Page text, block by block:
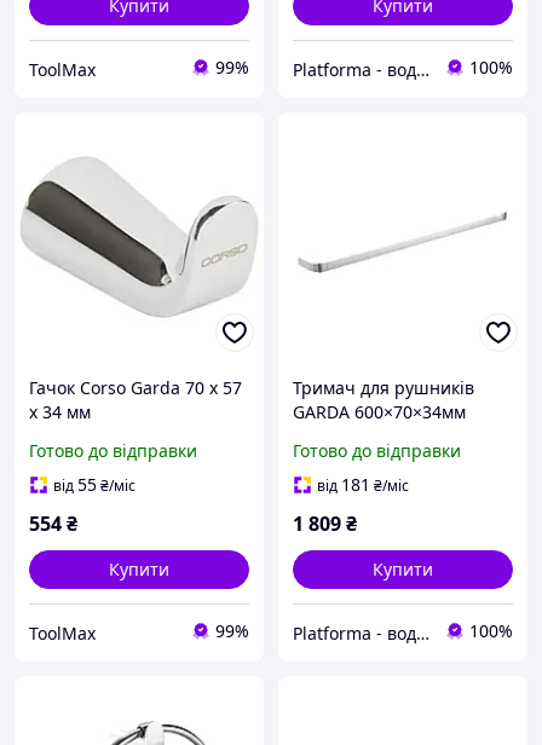
Купити
ToolMax 99%
Купити
Platforma - водопостачання, опалення та каналізація - обладнання та комплектуючі 100%
Гачок Corso Garda 70 х 57
х 34 мм
Готово до відправки
від55₴/міс
554₴
Купити
ToolMax 99%
Тримач для рушників
GARDA 600×70×34мм
Готово до відправки
від 181 ₴/міс
1 809₴
Купити
Platforma - водопостачання, опалення та каналізація - обладнання та комплектуючі 100%